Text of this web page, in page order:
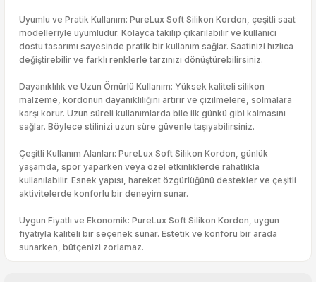
Uyumlu ve Pratik Kullanım: PureLux Soft Silikon Kordon, çeşitli saat
modelleriyle uyumludur. Kolayca takılıp çıkarılabilir ve kullanıcı
dostu tasarımı sayesinde pratik bir kullanım sağlar. Saatinizi hızlıca
değiştirebilir ve farklı renklerle tarzınızı dönüştürebilirsiniz.
Dayanıklılık ve Uzun Ömürlü Kullanım: Yüksek kaliteli silikon
malzeme, kordonun dayanıklılığını artırır ve çizilmelere, solmalara
karşı korur. Uzun süreli kullanımlarda bile ilk günkü gibi kalmasını
sağlar. Böylece stilinizi uzun süre güvenle taşıyabilirsiniz.
Çeşitli Kullanım Alanları: PureLux Soft Silikon Kordon, günlük
yaşamda, spor yaparken veya özel etkinliklerde rahatlıkla
kullanılabilir. Esnek yapısı, hareket özgürlüğünü destekler ve çeşitli
aktivitelerde konforlu bir deneyim sunar.
Uygun Fiyatlı ve Ekonomik: PureLux Soft Silikon Kordon, uygun
fiyatıyla kaliteli bir seçenek sunar. Estetik ve konforu bir arada
sunarken, bütçenizi zorlamaz.